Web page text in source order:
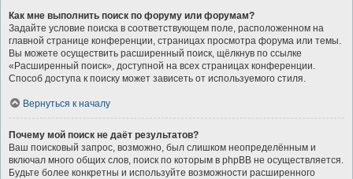
Как мне выполнить поиск по форуму или форумам?
Задайте условие поиска в соответствующем поле, расположенном на
главной странице конференции, страницах просмотра форума или темы.
Вы можете осуществить расширенный поиск, щёлкнув по ссылке
«Расширенный поиск», доступной на всех страницах конференции.
Способ доступа к поиску может зависеть от используемого стиля.
Вернуться к началу
Почему мой поиск не даёт результатов?
Ваш поисковый запрос, возможно, был слишком неопределённым и
включал много общих слов, поиск по которым в phpBB не осуществляется.
Будьте более конкретны и используйте возможности расширенного